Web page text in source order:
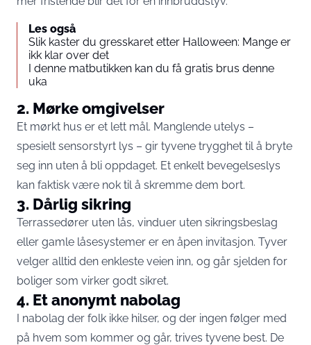
Les også
Slik kaster du gresskaret etter Halloween: Mange er
ikk klar over det
I denne matbutikken kan du få gratis brus denne
uka
2. Mørke omgivelser
Et mørkt hus er et lett mål. Manglende utelys –
spesielt sensorstyrt lys – gir tyvene trygghet til å bryte
seg inn uten å bli oppdaget. Et enkelt bevegelseslys
kan faktisk være nok til å skremme dem bort.
3. Dårlig sikring
Terrassedører uten lås, vinduer uten sikringsbeslag
eller gamle låsesystemer er en åpen invitasjon. Tyver
velger alltid den enkleste veien inn, og går sjelden for
boliger som virker godt sikret.
4. Et anonymt nabolag
I nabolag der folk ikke hilser, og der ingen følger med
på hvem som kommer og går, trives tyvene best. De